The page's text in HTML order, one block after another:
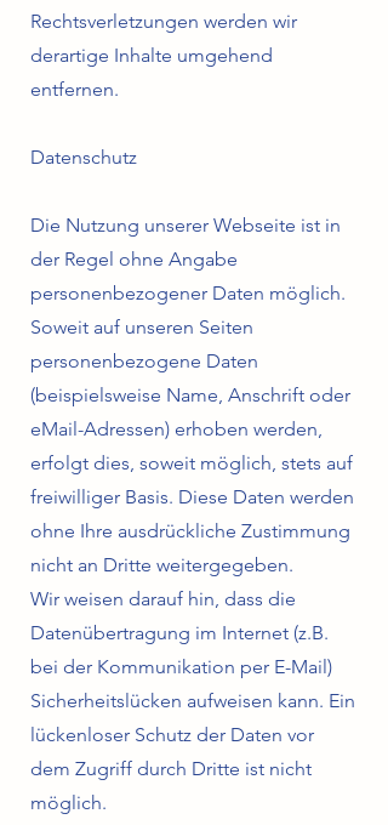
Rechtsverletzungen werden wir
derartige Inhalte umgehend
entfernen.
Datenschutz
Die Nutzung unserer Webseite ist in
der Regel ohne Angabe
personenbezogener Daten möglich.
Soweit auf unseren Seiten
personenbezogene Daten
(beispielsweise Name, Anschrift oder
eMail-Adressen) erhoben werden,
erfolgt dies, soweit möglich, stets auf
freiwilliger Basis. Diese Daten werden
ohne Ihre ausdrückliche Zustimmung
nicht an Dritte weitergegeben.
Wir weisen darauf hin, dass die
Datenübertragung im Internet (z.B.
bei der Kommunikation per E-Mail)
Sicherheitslücken aufweisen kann. Ein
lückenloser Schutz der Daten vor
dem Zugriff durch Dritte ist nicht
möglich.